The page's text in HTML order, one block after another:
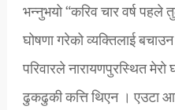
भन्नुभयो “करिव चार वर्ष
घोषणा गरेको व्यक्तिलाई
परिवारले नारायणपुरस्थित
ढुकढुकी कत्ति थिएन । एउटा